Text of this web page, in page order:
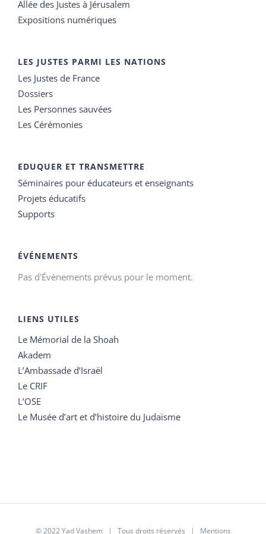
Allée des Justes à Jérusalem
Expositions numériques
LES JUSTES PARMI LES NATIONS
Les Justes de France
Dossiers
Les Personnes sauvées
Les Cérémonies
EDUQUER ET TRANSMETTRE
Séminaires pour éducateurs et enseignants
Projets éducatifs
Supports
ÉVÉNEMENTS
Pas d'Évènements prévus pour le moment.
LIENS UTILES
Le Mémorial de la Shoah
Akadem
L’Ambassade d’Israël
Le CRIF
L’OSE
Le Musée d’art et d’histoire du Judaïsme
© 2022 Yad Vashem | Tous droits réservés | Mentions